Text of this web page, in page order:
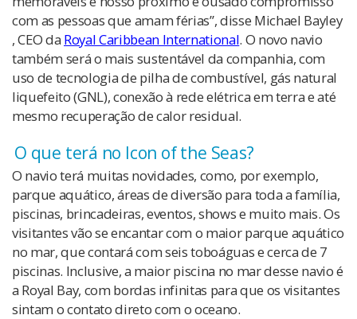
com as pessoas que amam férias”, disse Michael Bayley
, CEO da Royal Caribbean International. O novo navio
também será o mais sustentável da companhia, com
uso de tecnologia de pilha de combustível, gás natural
liquefeito (GNL), conexão à rede elétrica em terra e até
mesmo recuperação de calor residual.
O que terá no Icon of the Seas?
O navio terá muitas novidades, como, por exemplo,
parque aquático, áreas de diversão para toda a família,
piscinas, brincadeiras, eventos, shows e muito mais. Os
visitantes vão se encantar com o maior parque aquático
no mar, que contará com seis toboáguas e cerca de 7
piscinas. Inclusive, a maior piscina no mar desse navio é
a Royal Bay, com bordas infinitas para que os visitantes
sintam o contato direto com o oceano.